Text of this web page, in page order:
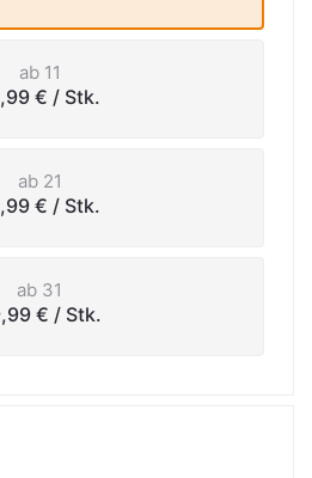
ab 11
€ / Stk.
ab 21
€ / Stk.
ab 31
€ / Stk.